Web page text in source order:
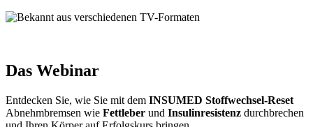
Das Webinar
Entdecken Sie, wie Sie mit dem INSUMED Stoffwechsel-Reset
Abnehmbremsen wie Fettleber und Insulinresistenz durchbrechen